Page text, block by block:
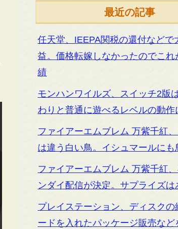
最近の記事
任天堂、IEEPA関税の還付などで
益。価格転嫁しなかったのでこれ
績
モンハンワイルズ、スイッチ2版
わりと普通に遊べるレベルの動作
ファイアーエムブレム 万紫千紅
は違う白い鳥。イシュマールに
ファイアーエムブレム 万紫千紅
ンダイ配信が決定。サプライズは
プレイステーション、ディスクの
ードを入れたパッケージ販売など